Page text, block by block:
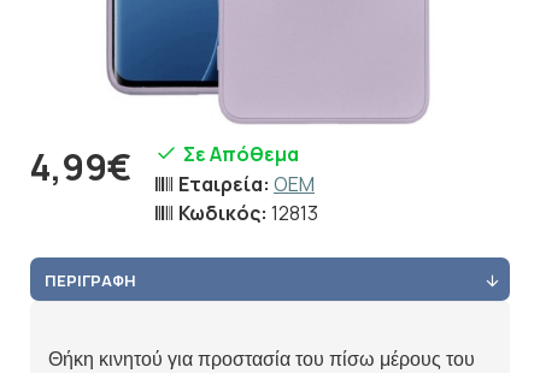
4,99€
Σε Απόθεμα
Εταιρεία: OEM
Κωδικός: 12813
ΠΕΡΙΓΡΑΦΉ
Θήκη κινητού για προστασία του πίσω μέρους του